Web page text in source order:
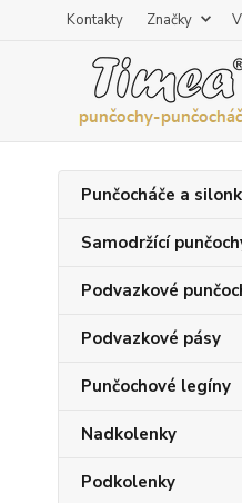
Kontakty Značky
Punčocháče a
Samodržící
Podvazkové
Podvazkové pásy
Punčochové legíny
Nadkolenky
Podkolenky